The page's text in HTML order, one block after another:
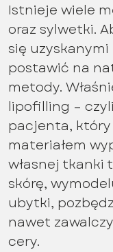
Istnieje wiele
oraz sylwetki.
się
postawić na
metody.
lipofilling –
pacjenta, który
materiałem
własnej tkanki
skórę,
ubytki,
nawet
cery.